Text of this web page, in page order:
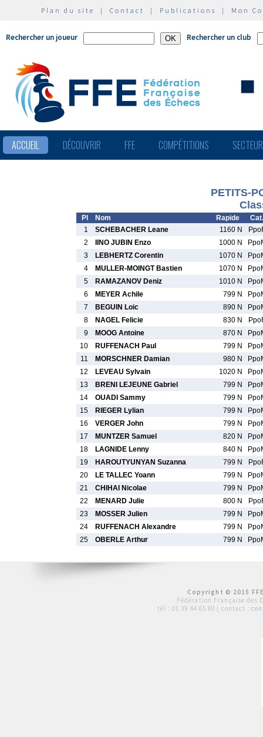
Plan du site | Contact | Publications | Mon
Rechercher un joueur Rechercher un club
ACCUEIL DÉCOUVRIR FFE COMPÉTITIONS
PETITS-
Pl Nom Rapide
Cat.
1
SCHEBACHER Leane 1160 N
2
IINO JUBIN Enzo 1000 N
3
LEBHERTZ Corentin 1070 N
4
MULLER-MOINGT Bastien 1070 N
5
RAMAZANOV Deniz 1010 N
6
MEYER Achile 799 N
7
BEGUIN Loic 890 N
8
NAGEL Felicie 830 N
9
MOOG Antoine 870 N
10
RUFFENACH Paul 799 N
11
MORSCHNER Damian 980 N
12
LEVEAU Sylvain 1020 N
13
BRENI LEJEUNE Gabriel 799 N
14
OUADI Sammy 799 N
15
RIEGER Lylian 799 N
16
VERGER John 799 N
17
MUNTZER Samuel 820 N
18
LAGNIDE Lenny 840 N
19
HAROUTYUNYAN Suzanna 799 N
20
LE TALLEC Yoann 799 N
21
CHIHAI Nicolae 799 N
22
MENARD Julie 800 N
23
MOSSER Julien 799 N
24
RUFFENACH Alexandre 799 N
25
OBERLE Arthur 799 N
Copyright © 2015
Fédération Française des
tél : 01 39 44 65 80 | contact :